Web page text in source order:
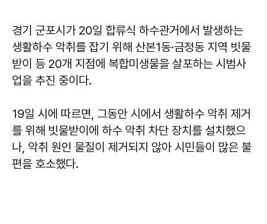
경기 군포시가 20일 합류식 하수관거에서 발생하는
생활하수 악취를 잡기 위해 산본1동·금정동 지역 빗물
받이 등 20개 지점에 복합미생물을 살포하는 시범사
업을 추진 중이다.
19일 시에 따르면, 그동안 시에서 생활하수 악취 제거
를 위해 빗물받이에 하수 악취 차단 장치를 설치했으
나, 악취 원인 물질이 제거되지 않아 시민들이 많은 불
편을 호소했다.